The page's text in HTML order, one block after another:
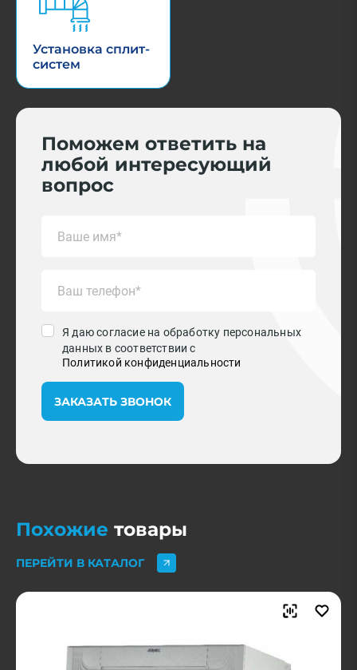
Установка сплит-
систем
Поможем ответить на
любой интересующий
вопрос
Я даю согласие на обработку персональных
данных в соответствии с
Политикой конфиденциальности
ЗАКАЗАТЬ ЗВОНОК
Похожие товары
ПЕРЕЙТИ В КАТАЛОГ